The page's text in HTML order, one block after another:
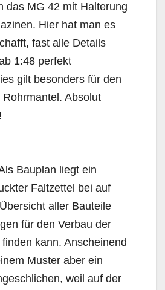
das MG 42 mit Halterung
Hier hat man es
fast alle Details
1:48 perfekt
gilt besonders für den
Absolut
Bauplan liegt ein
Faltzettel bei auf
aller Bauteile
für den Verbau der
kann. Anscheinend
Muster aber ein
weil auf der